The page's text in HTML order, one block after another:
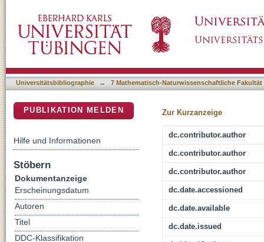
viscously spreading ring revisited
Universitätsbibliographie → 7 Mathematisch-Naturwissenschaftliche Fakultät
Zur Kurzanzeige
dc.contributor.author
dc.contributor.author
dc.contributor.author
dc.date.accessioned
dc.date.available
dc.date.issued
PUBLIKATION MELDEN
Hilfe und Informationen
Stöbern
Dokumentanzeige
Erscheinungsdatum
Autoren
Titel
DDC-Klassifikation